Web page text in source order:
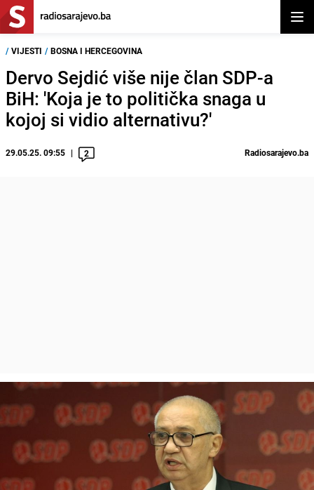
/ VIJESTI / BOSNA I HERCEGOVINA
Dervo Sejdić više nije član SDP-a
BiH: 'Koja je to politička snaga u
kojoj si vidio alternativu?'
29.05.25. 09:55 2 Radiosarajevo.ba